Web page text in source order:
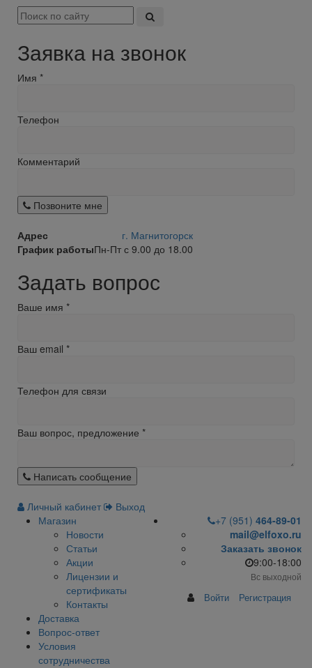
Заявка на звонок
Имя *
Телефон
Комментарий
Позвоните мне
Адрес
г. Магнитогорск
График работыПн-Пт с 9.00 до 18.00
Задать вопрос
Ваше имя *
Ваш email *
Телефон для связи
Ваш вопрос, предложение *
Написать сообщение
Личный кабинет
Выход
Магазин
Новости
Статьи
Акции
Лицензии и
сертификаты
Контакты
Доставка
Вопрос-ответ
Условия
сотрудничества
+7 (951) 464-89-01
mail@elfoxo.ru
Заказать звонок
9:00-18:00
Вс выходной
Войти Регистрация